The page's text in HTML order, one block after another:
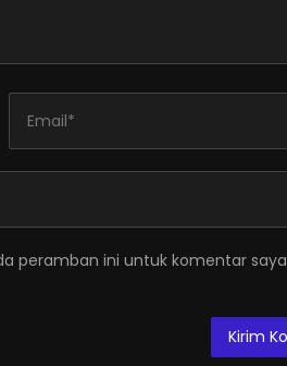
peramban ini untuk komentar saya